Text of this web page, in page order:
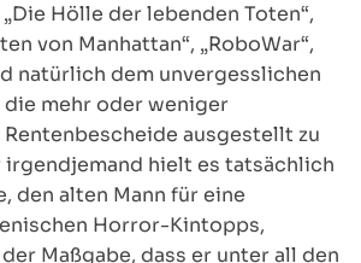
Hölle der lebenden Toten“,
von Manhattan“, „RoboWar“,
natürlich dem unvergesslichen
die mehr oder weniger
ausgestellt zu
irgendjemand hielt es tatsächlich
den alten Mann für eine
Horror-Kintopps,
Maßgabe, dass er unter all den